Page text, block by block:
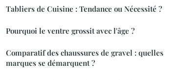
Tabliers de Cuisine : Tendance ou Nécessité ?
Pourquoi le ventre grossit avec l'âge ?
Comparatif des chaussures de gravel : quelles
marques se démarquent ?